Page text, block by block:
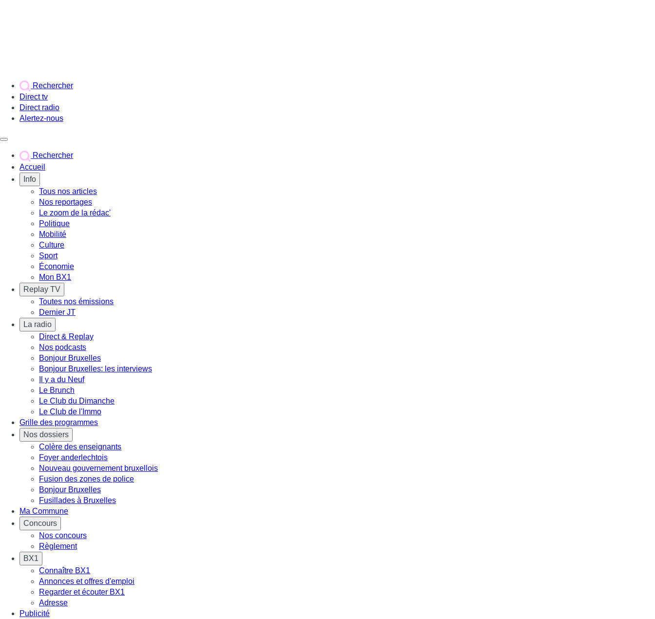
Rechercher
Direct tv
Direct radio
Alertez-nous
Rechercher
Accueil
Info
Tous nos articles
Nos reportages
Le zoom de la rédac'
Politique
Mobilité
Culture
Sport
Économie
Mon BX1
Replay TV
Toutes nos émissions
Dernier JT
La radio
Direct & Replay
Nos podcasts
Bonjour Bruxelles
Bonjour Bruxelles: les interviews
Il y a du Neuf
Le Brunch
Le Club du Dimanche
Le Club de l'Immo
Grille des programmes
Nos dossiers
Colère des enseignants
Foyer anderlechtois
Nouveau gouvernement bruxellois
Fusion des zones de police
Bonjour Bruxelles
Fusillades à Bruxelles
Ma Commune
Concours
Nos concours
Règlement
BX1
Connaître BX1
Annonces et offres d'emploi
Regarder et écouter BX1
Adresse
Publicité